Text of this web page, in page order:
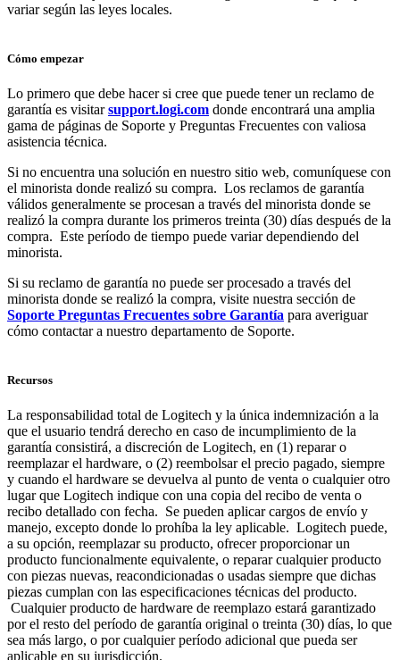
variar según las leyes locales.
Cómo empezar
Lo primero que debe hacer si cree que puede tener un reclamo de
garantía es visitarsupport.logi.com donde encontrará una amplia
gama de páginas de Soporte y Preguntas Frecuentes con valiosa
asistencia técnica.
Si no encuentra una solución en nuestro sitio web, comuníquese con
el minorista donde realizó su compra. Los reclamos de garantía
válidos generalmente se procesan a través del minorista donde se
realizó la compra durante los primeros treinta (30) días después de la
compra. Este período de tiempo puede variar dependiendo del
minorista.
Si su reclamo de garantía no puede ser procesado a través del
minorista donde se realizó la compra, visite nuestra sección de
Soporte Preguntas Frecuentes sobre Garantía para averiguar
cómo contactar a nuestro departamento de Soporte.
Recursos
La responsabilidad total de Logitech y la única indemnización a la
que el usuario tendrá derecho en caso de incumplimiento de la
garantía consistirá, a discreción de Logitech, en (1) reparar o
reemplazar el hardware, o (2) reembolsar el precio pagado, siempre
y cuando el hardware se devuelva al punto de venta o cualquier otro
lugar que Logitech indique con una copia del recibo de venta o
recibo detallado con fecha. Se pueden aplicar cargos de envío y
manejo, excepto donde lo prohíba la ley aplicable. Logitech puede,
a su opción, reemplazar su producto, ofrecer proporcionar un
producto funcionalmente equivalente, o reparar cualquier producto
con piezas nuevas, reacondicionadas o usadas siempre que dichas
piezas cumplan con las especificaciones técnicas del producto.
Cualquier producto de hardware de reemplazo estará garantizado
por el resto del período de garantía original o treinta (30) días, lo que
sea más largo, o por cualquier período adicional que pueda ser
aplicable en su jurisdicción.